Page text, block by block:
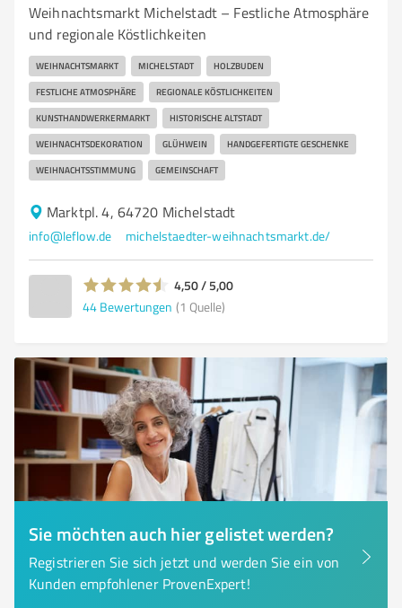
Weihnachtsmarkt Michelstadt – Festliche Atmosphäre
und regionale Köstlichkeiten
WEIHNACHTSMARKT MICHELSTADT HOLZBUDEN
FESTLICHE ATMOSPHÄRE REGIONALE KÖSTLICHKEITEN
KUNSTHANDWERKERMARKT HISTORISCHE ALTSTADT
WEIHNACHTSDEKORATION GLÜHWEIN HANDGEFERTIGTE GESCHENKE
WEIHNACHTSSTIMMUNG GEMEINSCHAFT
Marktpl. 4, 64720 Michelstadt
info@leflow.de michelstaedter-weihnachtsmarkt.de/
4,50 / 5,00
44 Bewertungen (1 Quelle)
Sie möchten auch hier gelistet werden?
Registrieren Sie sich jetzt und werden Sie ein von
Kunden empfohlener ProvenExpert!